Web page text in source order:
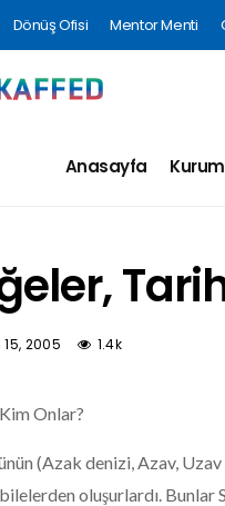
Dönüş Ofisi Mentor Menti
Anasayfa
2005 1.4k
Onlar?
(Azak denizi, Azav,
oluşurlardı. Bunlar